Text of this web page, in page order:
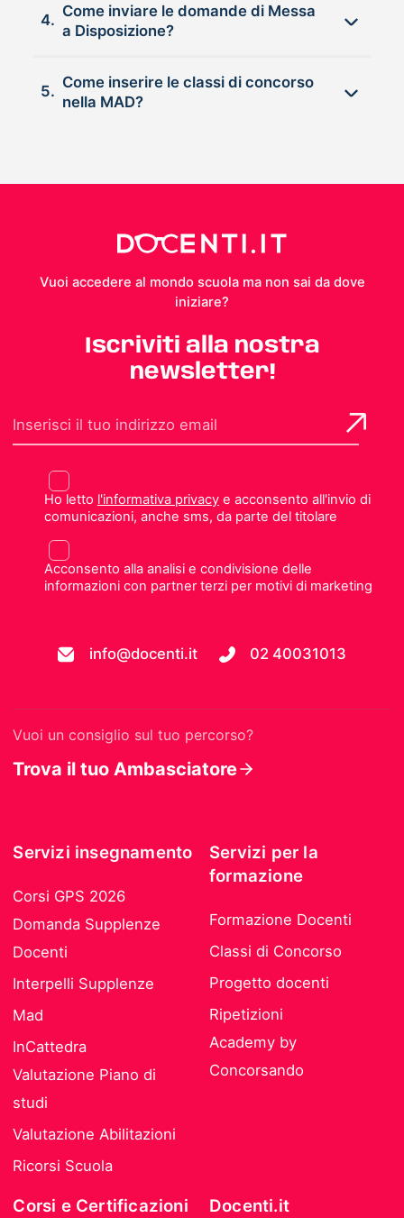
4.
Come inviare le domande di Messa
a Disposizione?
5.
Come inserire le classi di concorso
nella MAD?
Vuoi accedere al mondo scuola ma non sai da dove
iniziare?
Iscriviti alla nostra
newsletter!
Ho letto l'informativa privacye acconsento all'invio di
comunicazioni, anche sms, da parte del titolare
Acconsento alla analisi e condivisione delle
informazioni con partner terzi per motivi di marketing
info@docenti.it 02 40031013
Vuoi un consiglio sul tuo percorso?
Trova il tuo Ambasciatore
Servizi insegnamento
Corsi GPS 2026
Domanda Supplenze
Docenti
Interpelli Supplenze
Mad
InCattedra
Valutazione Piano di
studi
Valutazione Abilitazioni
Ricorsi Scuola
Servizi per la
formazione
Formazione Docenti
Classi di Concorso
Progetto docenti
Ripetizioni
Academy by
Concorsando
Corsi e Certificazioni Docenti.it